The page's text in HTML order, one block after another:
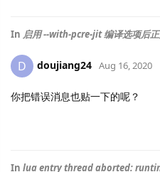
In 启用 --with-pcre-jit 编译选项后
D doujiang24 Aug 16, 2020
你把错误消息也贴一下的呢？
In lua entry thread aborted: